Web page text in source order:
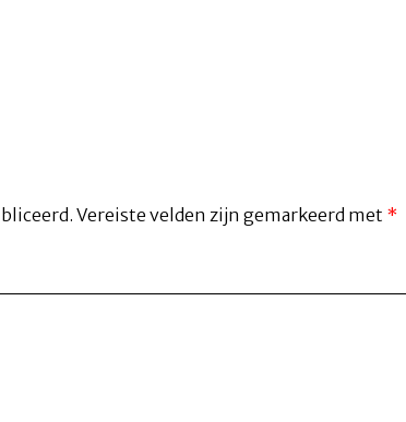
Vereiste velden zijn gemarkeerd met *